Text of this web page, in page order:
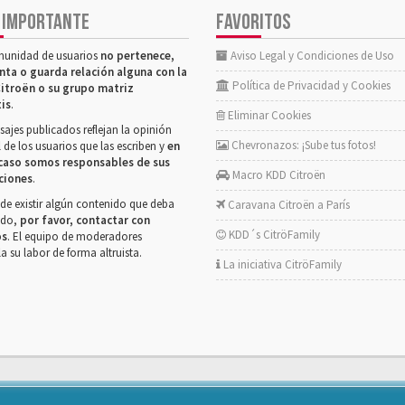
de usuarios no pertenece,
o guarda relación alguna con la
o su grupo matriz
.
publicados reflejan la opinión
los usuarios que las escriben yen
somos responsables de sus
.
existir algún contenido que deba
por favor, contactar con
. El equipo de moderadores
su labor de forma altruista.
FAVORITOS
Aviso Legal y Condiciones de Uso
Política de Privacidad y Cookies
Eliminar Cookies
Chevronazos: ¡Sube tus fotos!
Macro KDD Citroën
Caravana Citroën a París
KDD´s CitröFamily
La iniciativa CitröFamily